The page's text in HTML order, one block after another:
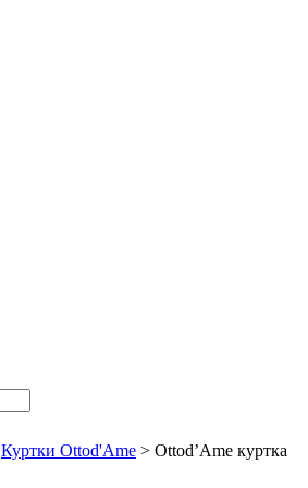
Куртки Ottod'Ame > Оttod’Ame куртка